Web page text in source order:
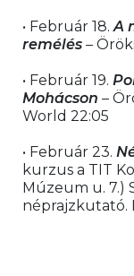
• Február 18. A
remélés –
• Február 19.
Mohácson –
World 22:05
• Február 23.
kurzus a TIT
Múzeum u. 7.)
néprajzkutató.